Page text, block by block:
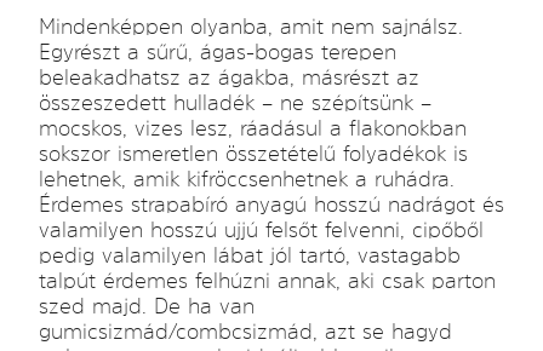
Mindenképpen olyanba, amit nem sajnálsz.
Egyrészt a sűrű, ágas-bogas terepen
beleakadhatsz az ágakba, másrészt az
összeszedett hulladék – ne szépítsünk –
mocskos, vizes lesz, ráadásul a flakonokban
sokszor ismeretlen összetételű folyadékok is
lehetnek, amik kifröccsenhetnek a ruhádra.
Érdemes strapabíró anyagú hosszú nadrágot és
valamilyen hosszú ujjú felsőt felvenni, cipőből
pedig valamilyen lábat jól tartó, vastagabb
talpút érdemes felhúzni annak, aki csak parton
szed majd. De ha van
gumicsizmád/combcsizmád, azt se hagyd